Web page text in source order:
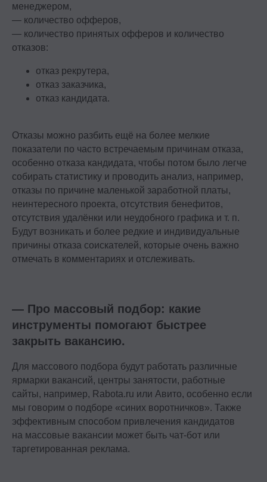
менеджером,
— количество офферов,
— количество принятых офферов и количество
отказов:
отказ рекрутера,
отказ заказчика,
отказ кандидата.
Отказы можно разбить ещё на более мелкие
показатели по часто встречаемым причинам отказа,
особенно отказа кандидата, чтобы потом было легче
собирать статистику и проводить анализ, например,
отказы по причине маленькой заработной платы,
неинтересного проекта, отсутствия бенефитов,
отсутствия удалёнки или неудобного графика и т. п.
Будут возникать и более редкие и индивидуальные
причины отказа соискателей, которые очень важно
отмечать в комментариях и отслеживать.
— Про массовый подбор: какие
инструменты помогают быстрее
закрыть вакансию.
Для массового подбора будут работать различные
ярмарки вакансий, центры занятости, работные
сайты, например, Rabota.ru или Авито, особенно если
мы говорим о подборе «синих воротничков». Также
эффективным способом привлечения кандидатов
на массовые вакансии может быть чат-бот или
таргетированная реклама.